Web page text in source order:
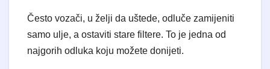
Često vozači, u želji da uštede, odluče zamijeniti
samo ulje, a ostaviti stare filtere. To je jedna od
najgorih odluka koju možete donijeti.